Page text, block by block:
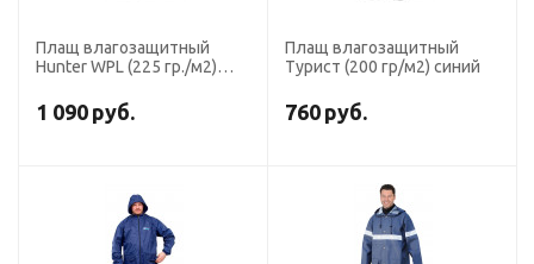
Плащ влагозащитный
Hunter WPL (225 гр./м2)
1 090 руб.
Плащ влагозащитный
Турист (200 гр/м2) синий
760 руб.